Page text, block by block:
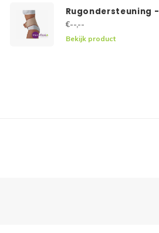
Rugondersteuning -
€--,--
Bekijk product